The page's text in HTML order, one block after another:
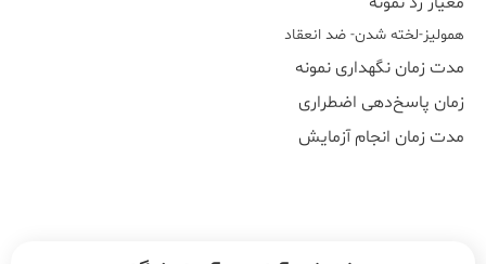
هموليز-لخته شدن- ضد انعقاد
مدت زمان نگهداری نمونه
زمان پاسخ‌دهی اضطراری
مدت زمان انجام آزمایش